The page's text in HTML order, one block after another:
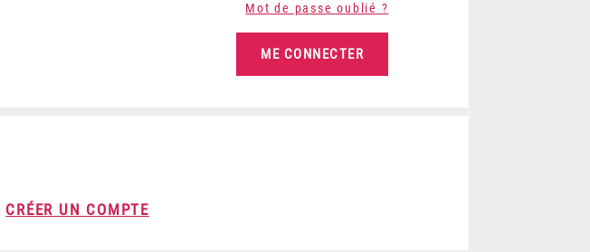
Mot de passe oublié ?
CRÉER UN COMPTE